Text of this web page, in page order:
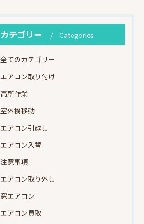
カテゴリー Categories
全てのカテゴリー
エアコン取り付け
高所作業
室外機移動
エアコン引越し
エアコン入替
注意事項
エアコン取り外し
窓エアコン
エアコン買取